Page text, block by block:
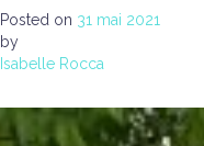
Posted on 31 mai 2021
by
Isabelle Rocca